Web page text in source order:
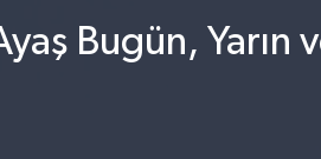
Bugün, Yarın